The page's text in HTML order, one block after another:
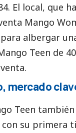
El local, que
Mango
albergar
Teen de
mercado
Teen
su primera